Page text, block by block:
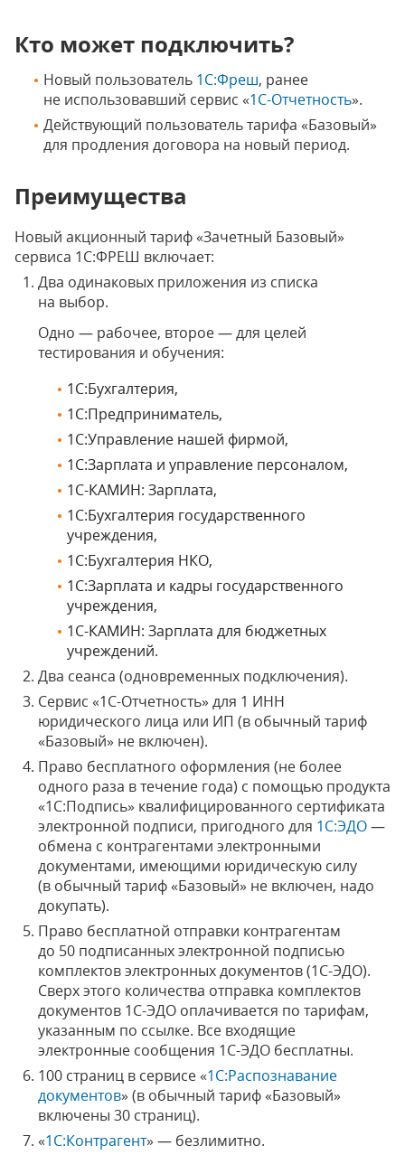
Кто может подключить?
Новый пользователь 1С:Фреш, ранее
не использовавший сервис «1С-Отчетность».
Действующий пользователь тарифа «Базовый»
для продления договора на новый период.
Преимущества
Новый акционный тариф «Зачетный Базовый»
сервиса 1С:ФРЕШ включает:
Два одинаковых приложения из списка
на выбор.
Одно — рабочее, второе — для целей
тестирования и обучения:
1C:Бухгалтерия,
1С:Предприниматель,
1С:Управление нашей фирмой,
1С:Зарплата и управление персоналом,
1С-КАМИН: Зарплата,
1С:Бухгалтерия государственного
учреждения,
1C:Бухгалтерия НКО,
1С:Зарплата и кадры государственного
учреждения,
1С-КАМИН: Зарплата для бюджетных
учреждений.
Два сеанса (одновременных подключения).
Сервис «1С-Отчетность» для 1 ИНН
юридического лица или ИП (в обычный тариф
«Базовый» не включен).
Право бесплатного оформления (не более
одного раза в течение года) с помощью продукта
«1С:Подпись» квалифицированного сертификата
электронной подписи, пригодного для 1С:ЭДО—
обмена с контрагентами электронными
документами, имеющими юридическую силу
(в обычный тариф «Базовый» не включен, надо
докупать).
Право бесплатной отправки контрагентам
до 50 подписанных электронной подписью
комплектов электронных документов (1С-ЭДО).
Сверх этого количества отправка комплектов
документов 1С-ЭДО оплачивается по тарифам,
указанным по ссылке. Все входящие
электронные сообщения 1С-ЭДО бесплатны.
100 страниц в сервисе «1С:Распознавание
документов» (в обычный тариф «Базовый»
включены 30 страниц).
«1С:Контрагент» — безлимитно.